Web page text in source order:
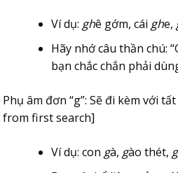
Ví dụ: ghê gớm, cái ghe,
Hãy nhớ câu thần chú:
bạn chắc chắn phải dùng
Phụ âm đơn “g”: Sẽ đi kèm với
from first search]
Ví dụ: con gà, gào thét, g